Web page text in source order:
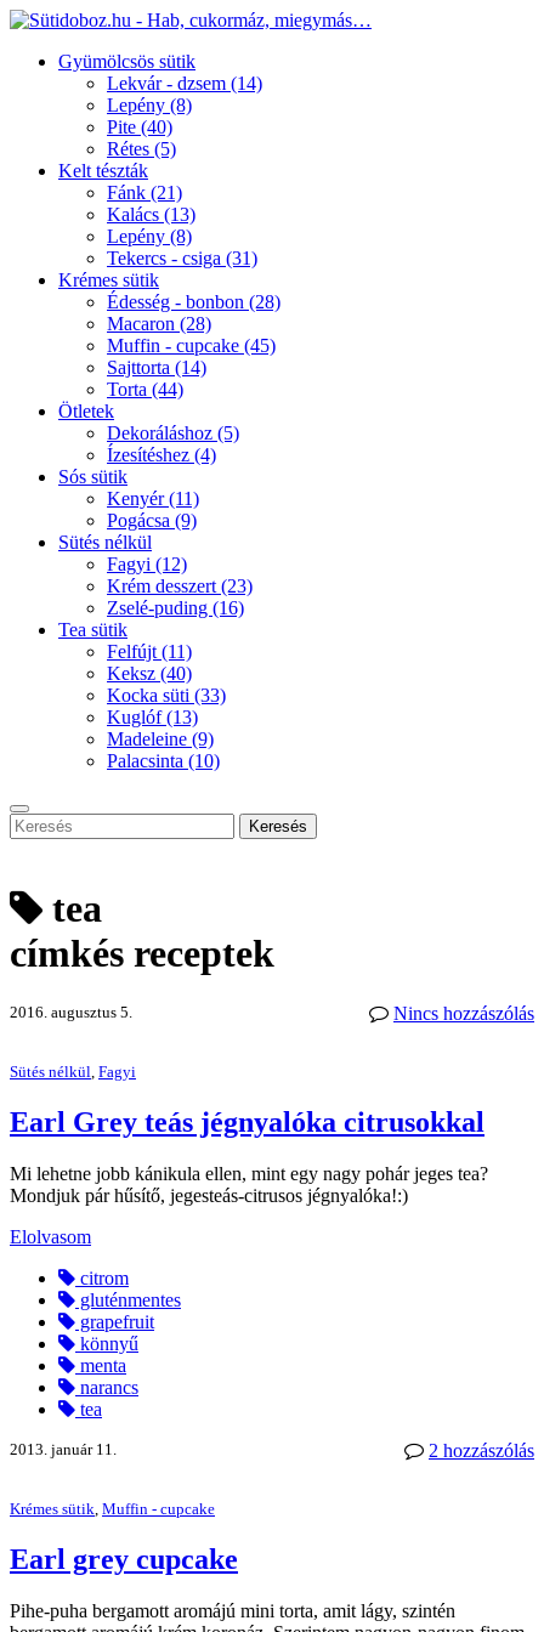
Gyümölcsös sütik
Lekvár - dzsem (14)
Lepény (8)
Pite (40)
Rétes (5)
Kelt tészták
Fánk (21)
Kalács (13)
Lepény (8)
Tekercs - csiga (31)
Krémes sütik
Édesség - bonbon (28)
Macaron (28)
Muffin - cupcake (45)
Sajttorta (14)
Torta (44)
Ötletek
Dekoráláshoz (5)
Ízesítéshez (4)
Sós sütik
Kenyér(11)
Pogácsa (9)
Sütés nélkül
Fagyi (12)
Krém desszert (23)
Zselé-puding (16)
Tea sütik
Felfújt (11)
Keksz (40)
Kocka süti (33)
Kuglóf(13)
Madeleine (9)
Palacsinta (10)
Keresés
tea
címkés receptek
Nincs hozzászólás
2016. augusztus 5.
Sütés nélkül, Fagyi
Earl Grey teás jégnyalóka citrusokkal
Mi lehetne jobb kánikula ellen, mint egy nagy pohár jeges tea?
Mondjuk pár hűsítő, jegesteás-citrusos jégnyalóka!:)
Elolvasom
citrom
gluténmentes
grapefruit
könnyű
menta
narancs
tea
2 hozzászólás
2013. január 11.
Krémes sütik, Muffin - cupcake
Earl grey cupcake
Pihe-puha bergamott aromájú mini torta, amit lágy, szintén